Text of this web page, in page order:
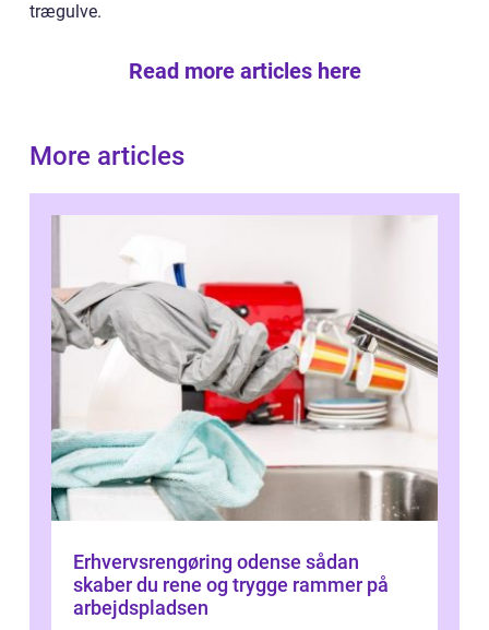
trægulve.
Read more articles here
More articles
Erhvervsrengøring odense sådan
skaber du rene og trygge rammer på
arbejdspladsen